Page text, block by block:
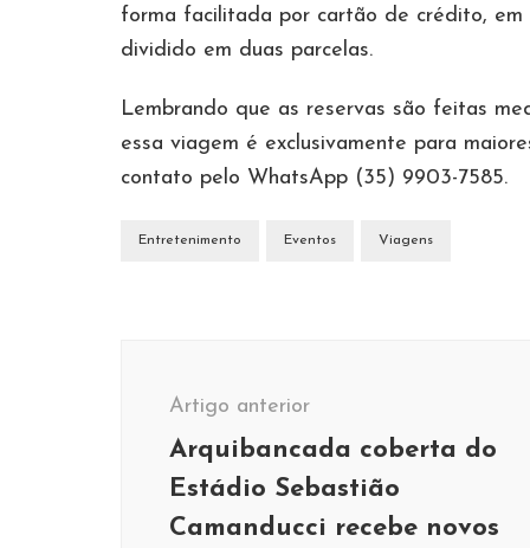
forma facilitada por cartão de crédito,
dividido em duas parcelas.
Lembrando que as reservas são feitas
essa viagem é exclusivamente para
contato pelo WhatsApp (35) 9903-7585.
Entretenimento Eventos Viagens
Artigo anterior
Arquibancada coberta do
Estádio Sebastião
Camanducci recebe novos